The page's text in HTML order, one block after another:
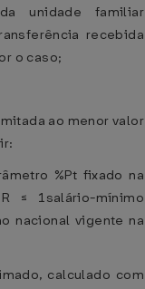
unidade familiar
recebida
o caso;
ao menor valor
%Pt fixado na
≤ 1salário-mínimo
nacional vigente na
calculado com